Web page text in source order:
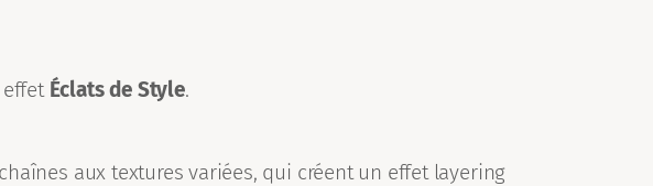
effet Éclats de Style.
aux textures variées, qui créent un effet layering